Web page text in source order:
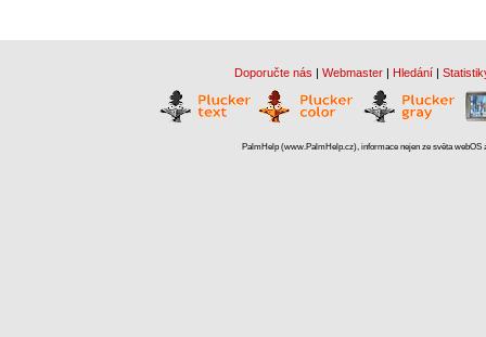
Doporučte nás | Webmaster | Hledání |
PalmHelp (www.PalmHelp.cz), informace nejen ze světa